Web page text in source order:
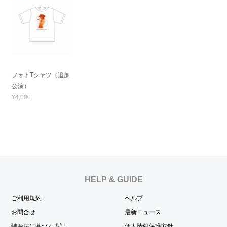
フォトTシャツ（追加
公演）
¥4,000
HELP & GUIDE
ご利用規約
ヘルプ
お問合せ
最新ニュース